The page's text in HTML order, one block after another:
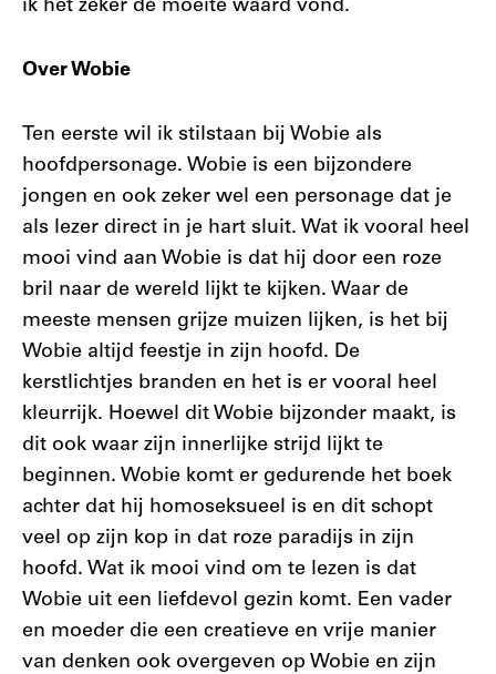
ik het zeker de moeite waard vond.
Over Wobie
Ten eerste wil ik stilstaan bij Wobie als
hoofdpersonage. Wobie is een bijzondere
jongen en ook zeker wel een personage dat je
als lezer direct in je hart sluit. Wat ik vooral heel
mooi vind aan Wobie is dat hij door een roze
bril naar de wereld lijkt te kijken. Waar de
meeste mensen grijze muizen lijken, is het bij
Wobie altijd feestje in zijn hoofd. De
kerstlichtjes branden en het is er vooral heel
kleurrijk. Hoewel dit Wobie bijzonder maakt, is
dit ook waar zijn innerlijke strijd lijkt te
beginnen. Wobie komt er gedurende het boek
achter dat hij homoseksueel is en dit schopt
veel op zijn kop in dat roze paradijs in zijn
hoofd. Wat ik mooi vind om te lezen is dat
Wobie uit een liefdevol gezin komt. Een vader
en moeder die een creatieve en vrije manier
van denken ook overgeven op Wobie en zijn